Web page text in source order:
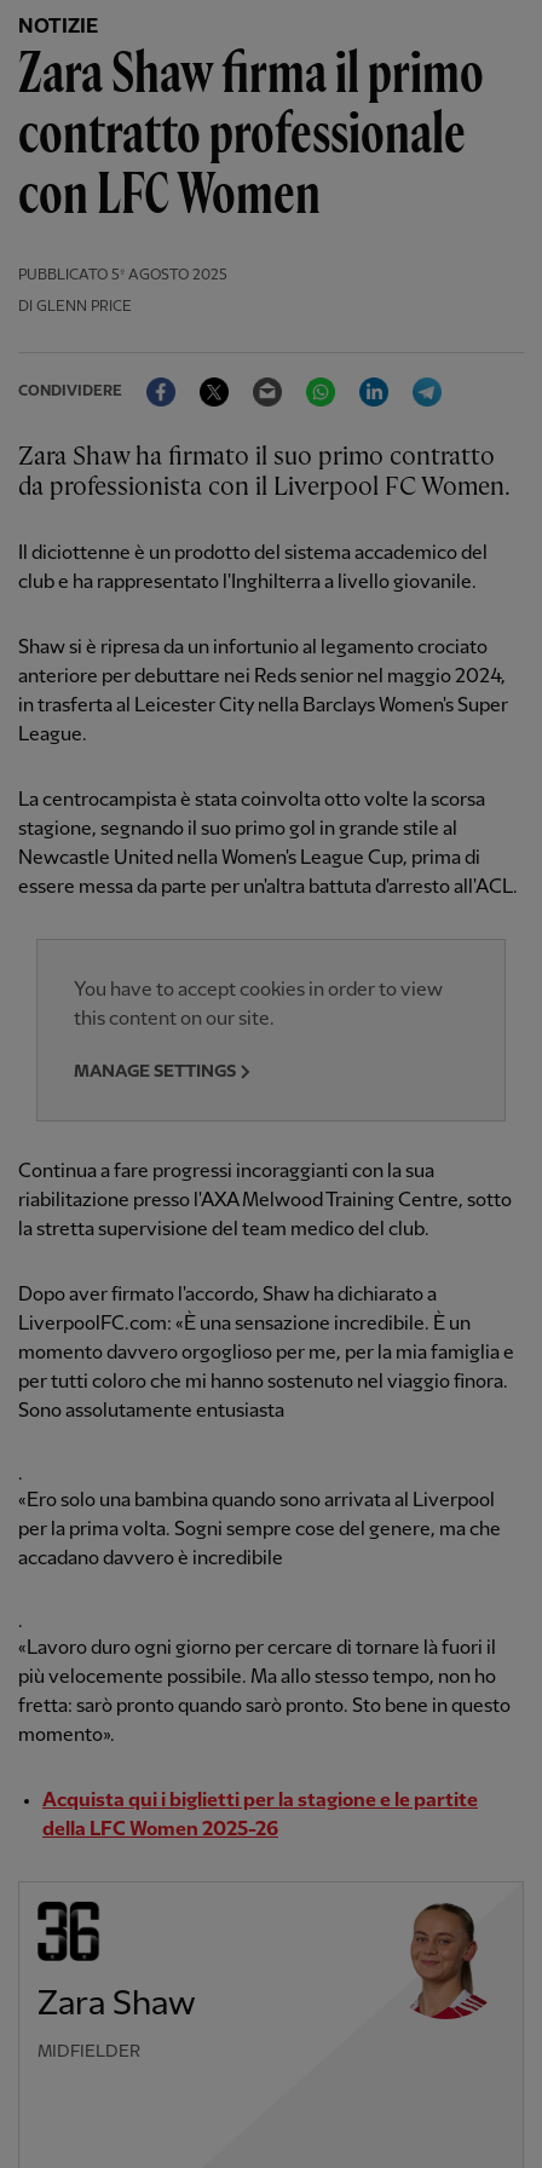
NOTIZIE
Zara Shaw firma il primo
contratto professionale
con LFC Women
PUBBLICATO 5º AGOSTO 2025
DI GLENN PRICE
CONDIVIDERE
FacebookTwitter Email WhatsAppLinkedIn
Zara Shaw ha firmato il suo primo contratto
da professionista con il Liverpool FC Women.
Il diciottenne è un prodotto del sistema accademico del
club e ha rappresentato l'Inghilterra a livello giovanile.
Shaw si è ripresa da un infortunio al legamento crociato
anteriore per debuttare nei Reds senior nel maggio 2024,
in trasferta al Leicester City nella Barclays Women's Super
League.
La centrocampista è stata coinvolta otto volte la scorsa
stagione, segnando il suo primo gol in grande stile al
Newcastle United nella Women's League Cup, prima di
essere messa da parte per un'altra battuta d'arresto all'ACL.
You have to accept cookies in order to view
this content on our site.
MANAGE SETTINGS
Continua a fare progressi incoraggianti con la sua
riabilitazione presso l'AXA Melwood Training Centre, sotto
la stretta supervisione del team medico del club.
Dopo aver firmato l'accordo, Shaw ha dichiarato a
LiverpoolFC.com: «È una sensazione incredibile. È un
momento davvero orgoglioso per me, per la mia famiglia e
per tutti coloro che mi hanno sostenuto nel viaggio finora.
Sono assolutamente entusiasta
.
«Ero solo una bambina quando sono arrivata al Liverpool
per la prima volta. Sogni sempre cose del genere, ma che
accadano davvero è incredibile
.
«Lavoro duro ogni giorno per cercare di tornare là fuori il
più velocemente possibile. Ma allo stesso tempo, non ho
fretta: sarò pronto quando sarò pronto. Sto bene in questo
momento».
Acquista qui i biglietti per la stagione e le partite
della LFC Women 2025-26
Zara Shaw
MIDFIELDER